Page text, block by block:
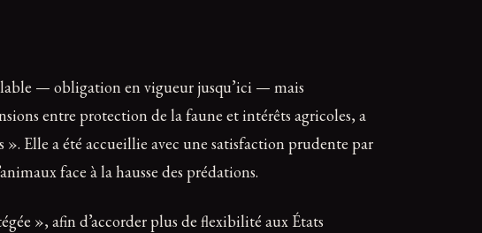
— obligation en vigueur jusqu’ici — mais
entre protection de la faune et intérêts agricoles, a
Elle a été accueillie avec une satisfaction prudente par
face à la hausse des prédations.
», afin d’accorder plus de flexibilité aux États